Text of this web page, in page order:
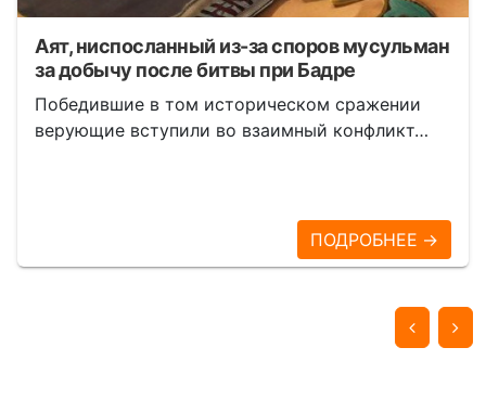
Аят, ниспосланный из-за споров мусульман
за добычу после битвы при Бадре
Победившие в том историческом сражении
верующие вступили во взаимный конфликт…
ПОДРОБНЕЕ →